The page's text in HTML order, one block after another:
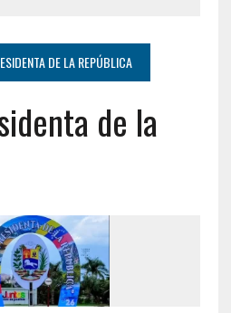
DE LA REPÚBLICA
de la